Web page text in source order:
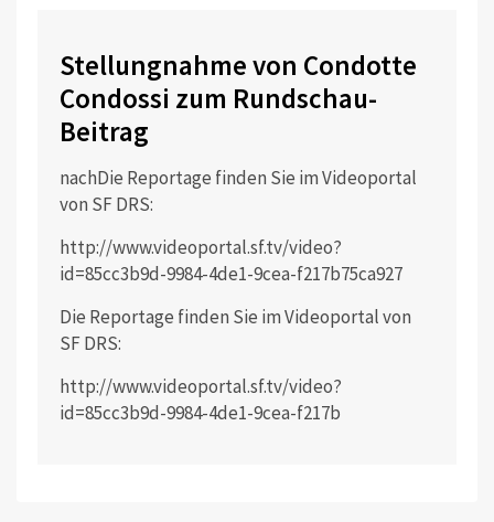
Stellungnahme von Condotte
Condossi zum Rundschau-
Beitrag
nachDie Reportage finden Sie im Videoportal
von SF DRS:
http://www.videoportal.sf.tv/video?
id=85cc3b9d-9984-4de1-9cea-f217b75ca927
Die Reportage finden Sie im Videoportal von
SF DRS:
http://www.videoportal.sf.tv/video?
id=85cc3b9d-9984-4de1-9cea-f217b